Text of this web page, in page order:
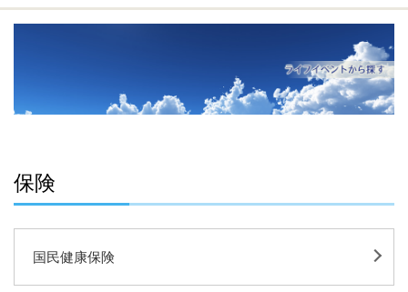
保険
国民健康保険